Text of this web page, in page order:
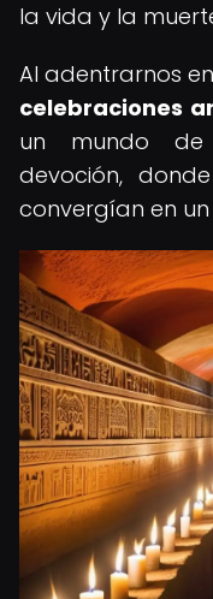
la vida y la
Al adentrarnos
celebraciones
un mundo de
devoción,
convergían en